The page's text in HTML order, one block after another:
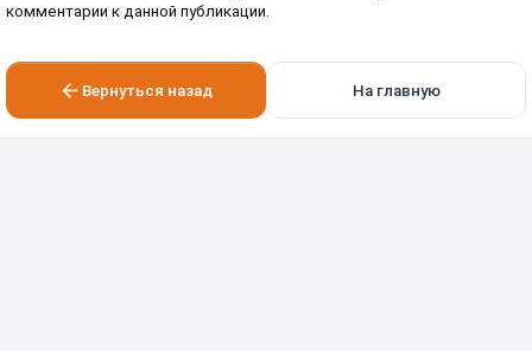
комментарии к данной публикации.
Вернуться назад На главную